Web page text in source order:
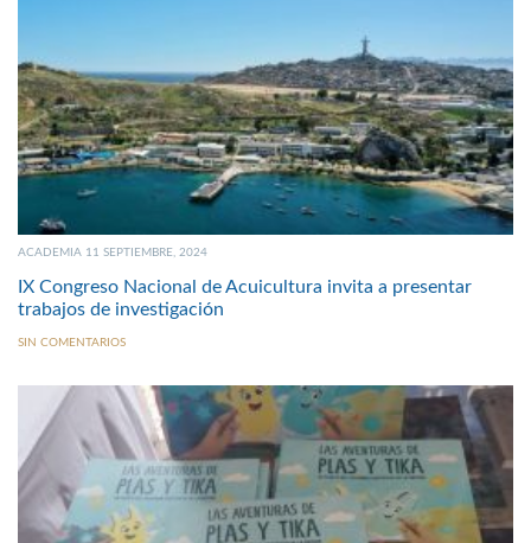
ACADEMIA 11 SEPTIEMBRE, 2024
IX Congreso Nacional de Acuicultura invita a presentar
trabajos de investigación
SIN COMENTARIOS